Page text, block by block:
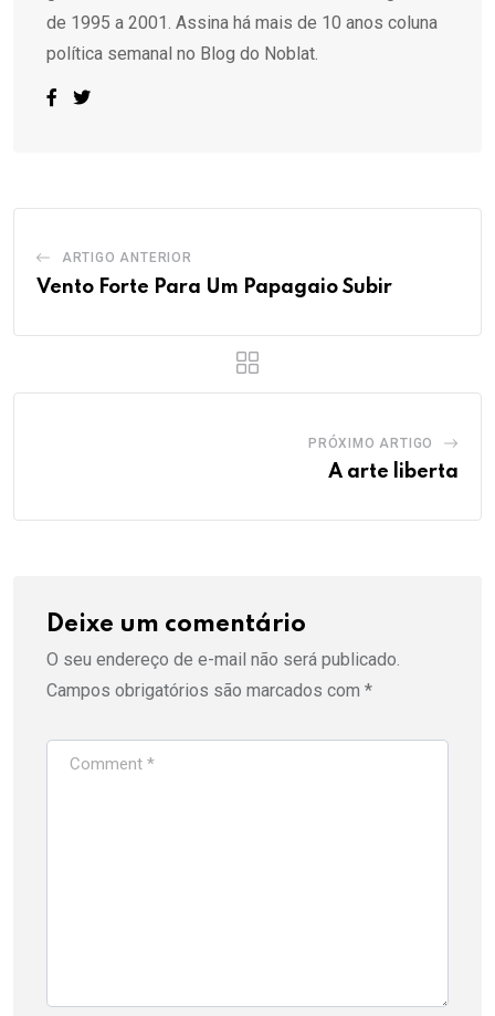
de 1995 a 2001. Assina há mais de 10 anos coluna
política semanal no Blog do Noblat.
ARTIGO ANTERIOR
Vento Forte Para Um Papagaio Subir
PRÓXIMO ARTIGO
A arte liberta
Deixe um comentário
O seu endereço de e-mail não será publicado.
Campos obrigatórios são marcados com *